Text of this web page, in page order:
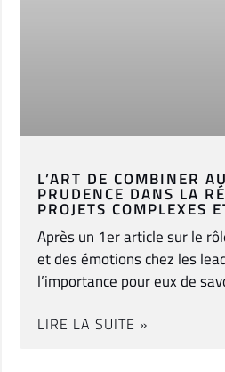
L’ART DE COMBINER
PRUDENCE DANS LA
PROJETS COMPLEXES
Après un 1er article sur le
et des émotions chez les
l’importance pour eux de
LIRE LA SUITE »